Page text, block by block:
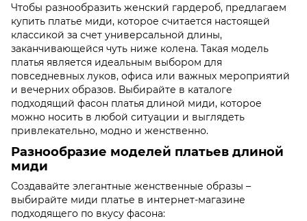
Чтобы разнообразить женский гардероб, предлагаем
купить платье миди, которое считается настоящей
классикой за счет универсальной длины,
заканчивающейся чуть ниже колена. Такая модель
платья является идеальным выбором для
повседневных луков, офиса или важных мероприятий
и вечерних образов. Выбирайте в каталоге
подходящий фасон платья длиной миди, которое
можно носить в любой ситуации и выглядеть
привлекательно, модно и женственно.
Разнообразие моделей платьев длиной
миди
Создавайте элегантные женственные образы –
выбирайте миди платье в интернет-магазине
подходящего по вкусу фасона: